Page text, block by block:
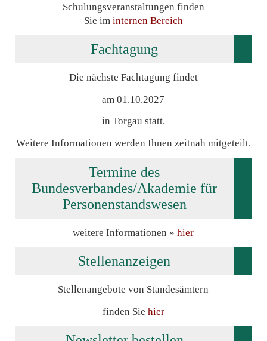
Schulungsveranstaltungen finden
Sie im internen Bereich
Fachtagung
Die nächste Fachtagung findet
am 01.10.2027
in Torgau statt.
Weitere Informationen werden Ihnen zeitnah mitgeteilt.
Termine des
Bundesverbandes/Akademie für
Personenstandswesen
weitere Informationen »hier
Stellenanzeigen
Stellenangebote von Standesämtern
finden Sie hier